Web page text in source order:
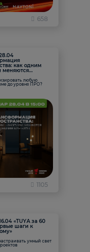
658
как одним
меняются
любую
до уровня ПРО?
1105
«TUYA за 60
шаги к
умный свет